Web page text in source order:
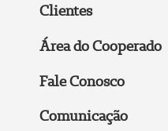
Clientes
Área do Cooperado
Fale Conosco
Comunicação